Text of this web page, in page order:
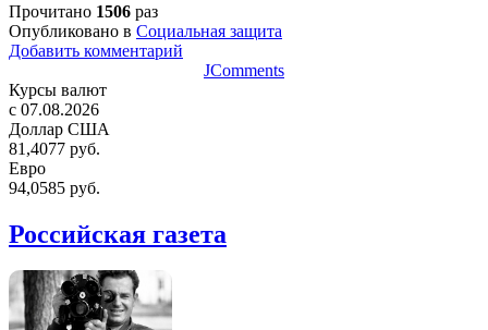
Прочитано 1506 раз
Опубликовано в Социальная защита
Добавить комментарий
JComments
Курсы валют
c 07.08.2026
Доллар США
81,4077 руб.
Евро
94,0585 руб.
Российская газета